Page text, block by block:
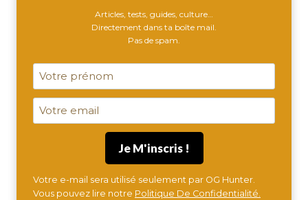
ANS
Articles, tests, guides, culture…
Directement dans ta boîte mail.
Pas de spam.
Votre e-mail sera utilisé seulement par OG Hunter.
Vous pouvez lire notre Politique De Confidentialité.